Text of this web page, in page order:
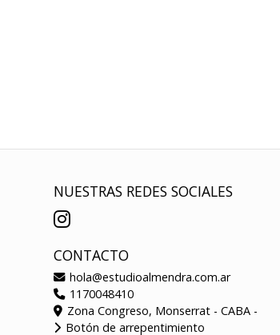
NUESTRAS REDES SOCIALES
CONTACTO
hola@estudioalmendra.com.ar
1170048410
Zona Congreso, Monserrat - CABA -
Botón de arrepentimiento